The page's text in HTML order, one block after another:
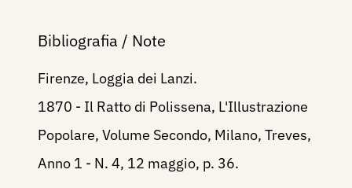
Bibliografia / Note
Firenze, Loggia dei Lanzi.
1870 - Il Ratto di Polissena, L'Illustrazione
Popolare, Volume Secondo, Milano, Treves,
Anno 1 - N. 4, 12 maggio, p. 36.